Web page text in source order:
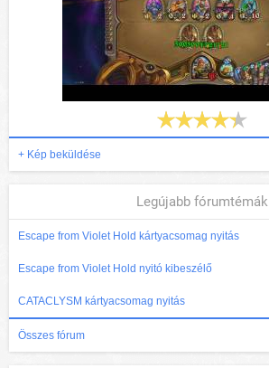
+ Kép beküldése
Legújabb fórumtémák
Escape from Violet Hold kártyacsomag nyitás
Escape from Violet Hold nyitó kibeszélő
CATACLYSM kártyacsomag nyitás
Összes fórum